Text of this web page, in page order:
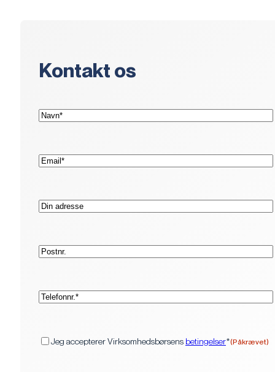
Kontakt os
Navn*
E-
mail*
Adresse
Postnr.
Telefon*
Jeg accepterer Virksomhedsbørsens betingelser*(Påkrævet)